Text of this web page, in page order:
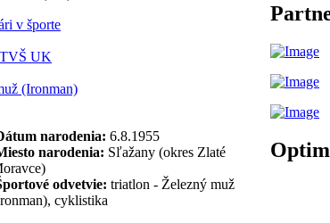
v športe
UK
(Ironman)
narodenia: 6.8.1955
narodenia: Sľažany (okres Zlaté
odvetvie: triatlon - Železný muž
cyklistika